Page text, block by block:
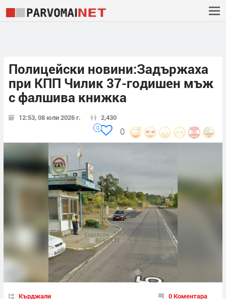
Полицейски новини:Задържаха
при КПП Чилик 37-годишен мъж
с фалшива книжка
12:53, 08 юли 2026 г. 2,430
0
0
Кърджали 0 Коментара